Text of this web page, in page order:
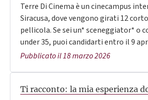
Terre Di Cinema è un cinecampus
Siracusa, dove vengono girati 12
pellicola. Se sei un* sceneggiator* o
under 35, puoi candidarti entro il 9
Pubblicato il 18 marzo 2026
Ti racconto: la mia esperienza